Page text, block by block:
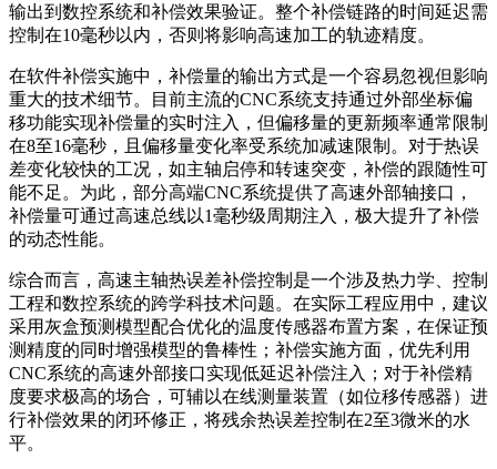
输出到数控系统和补偿效果验证。整个补偿链路的时间延迟需
控制在10毫秒以内，否则将影响高速加工的轨迹精度。
在软件补偿实施中，补偿量的输出方式是一个容易忽视但影响
重大的技术细节。目前主流的CNC系统支持通过外部坐标偏
移功能实现补偿量的实时注入，但偏移量的更新频率通常限制
在8至16毫秒，且偏移量变化率受系统加减速限制。对于热误
差变化较快的工况，如主轴启停和转速突变，补偿的跟随性可
能不足。为此，部分高端CNC系统提供了高速外部轴接口，
补偿量可通过高速总线以1毫秒级周期注入，极大提升了补偿
的动态性能。
综合而言，高速主轴热误差补偿控制是一个涉及热力学、控制
工程和数控系统的跨学科技术问题。在实际工程应用中，建议
采用灰盒预测模型配合优化的温度传感器布置方案，在保证预
测精度的同时增强模型的鲁棒性；补偿实施方面，优先利用
CNC系统的高速外部接口实现低延迟补偿注入；对于补偿精
度要求极高的场合，可辅以在线测量装置（如位移传感器）进
行补偿效果的闭环修正，将残余热误差控制在2至3微米的水
平。